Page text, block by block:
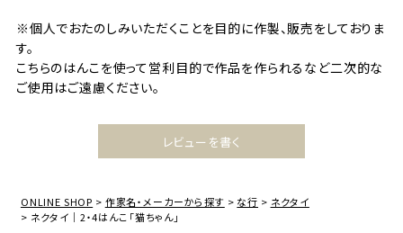
※個人でおたのしみいただくことを目的に作製、販売をしておりま
す。
こちらのはんこを使って営利目的で作品を作られるなど二次的な
ご使用はご遠慮ください。
レビューを書く
ONLINE SHOP 作家名・メーカーから探す な行
ネクタイ
ネクタイ｜2・4はんこ「猫ちゃん」